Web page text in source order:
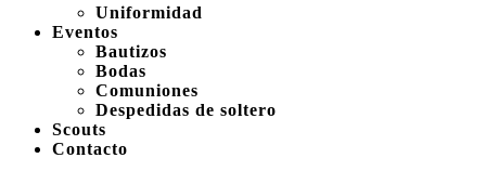
Uniformidad
Eventos
Bautizos
Bodas
Comuniones
Despedidas de soltero
Scouts
Contacto